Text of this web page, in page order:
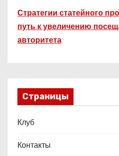
Стратегии статейного
путь к увеличению
авторитета
Страницы
Клуб
Контакты